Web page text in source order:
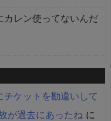
カレン使ってないんだ
チケットを勘違いして
が過去にあったね に